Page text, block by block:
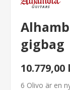
gigbag
10.779,00
6 Olivo är en